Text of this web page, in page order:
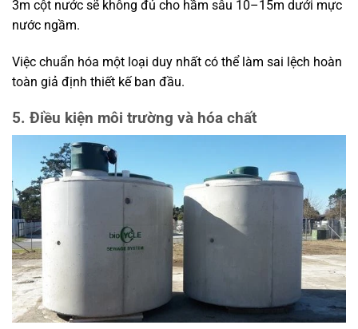
3m cột nước sẽ không đủ cho hầm sâu 10–15m dưới mực
nước ngầm.
Việc chuẩn hóa một loại duy nhất có thể làm sai lệch hoàn
toàn giả định thiết kế ban đầu.
5. Điều kiện môi trường và hóa chất